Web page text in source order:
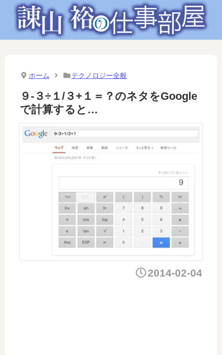
ホーム テクノロジー全般
９-３÷１/３+１＝？のネタをGoogle
で計算すると…
2014-02-04